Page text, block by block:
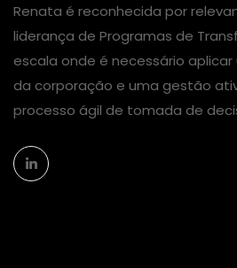
Renata é reconhecida por
liderança de Programas de
escala onde é necessário
da corporação e uma gestão
processo ágil de tomada de